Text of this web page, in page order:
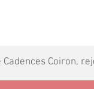
Coiron,